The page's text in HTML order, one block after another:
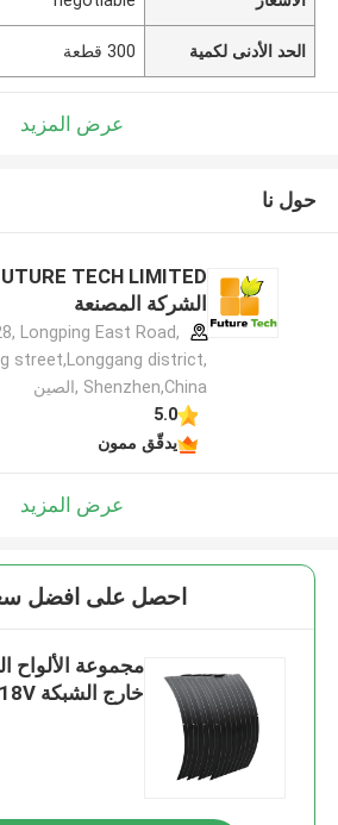
الحد الأدنى لكمية 300 قطعة
عرض المزيد
حول نا
الشركة المصنعة
Longping East Road,
street,Longgang district,
Shenzhen,China ,الصين
5.0
يدقّق ممون
عرض المزيد
احصل على افضل
مجموعة الألواح
خارج الشبكة 150w 18V